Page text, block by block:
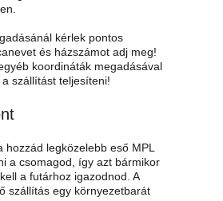
kérlek pontos
és házszámot adj meg!
koordináták megadásával
szállítást teljesíteni!
hozzád legközelebb eső MPL
a csomagod, így azt bármikor
a futárhoz igazodnod. A
szállítás egy környezetbarát